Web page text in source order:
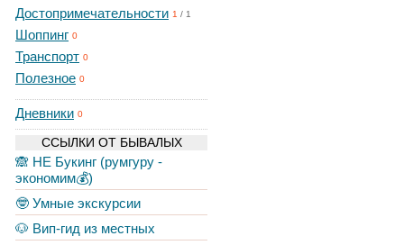
Достопримечательности 1 / 1
Шоппинг 0
Транспорт 0
Полезное 0
Дневники 0
ССЫЛКИ ОТ БЫВАЛЫХ
🙈 НЕ Букинг (румгуру -
экономим💰)
🤓 Умные экскурсии
🐶 Вип-гид из местных